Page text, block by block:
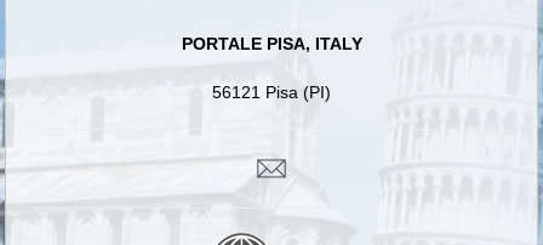
PORTALE PISA, ITALY
56121 Pisa (PI)